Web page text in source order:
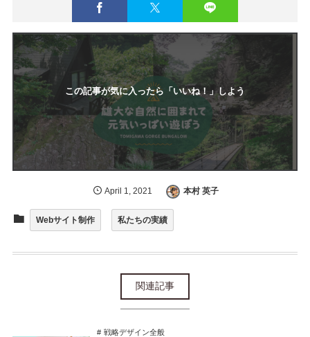
この記事が気に入ったら「いいね！」しよう
April 1 ,2021 本村 英子
Webサイト制作 私たちの実績
関連記事
戦略デザイン全般